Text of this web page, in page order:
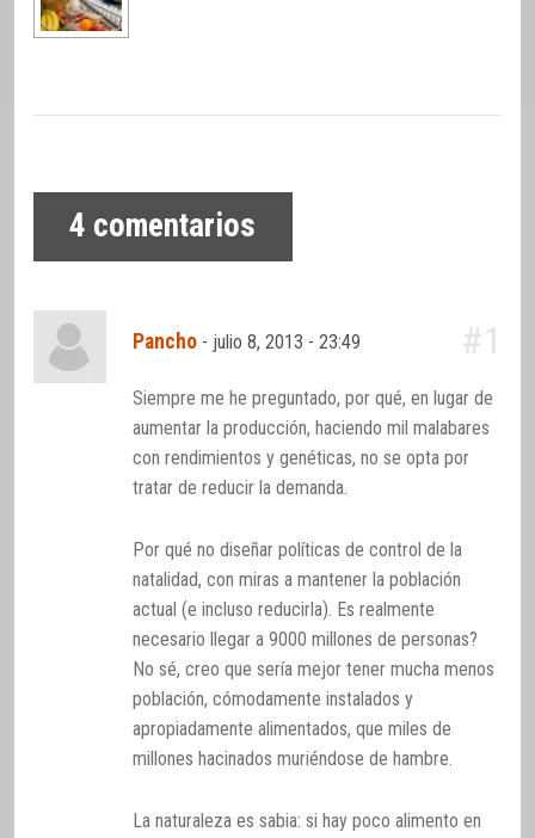
4 comentarios
Pancho - julio 8, 2013 - 23:49 #1
Siempre me he preguntado, por qué, en lugar de
aumentar la producción, haciendo mil malabares
con rendimientos y genéticas, no se opta por
tratar de reducir la demanda.
Por qué no diseñar políticas de control de la
natalidad, con miras a mantener la población
actual (e incluso reducirla). Es realmente
necesario llegar a 9000 millones de personas?
No sé, creo que sería mejor tener mucha menos
población, cómodamente instalados y
apropiadamente alimentados, que miles de
millones hacinados muriéndose de hambre.
La naturaleza es sabia: si hay poco alimento en